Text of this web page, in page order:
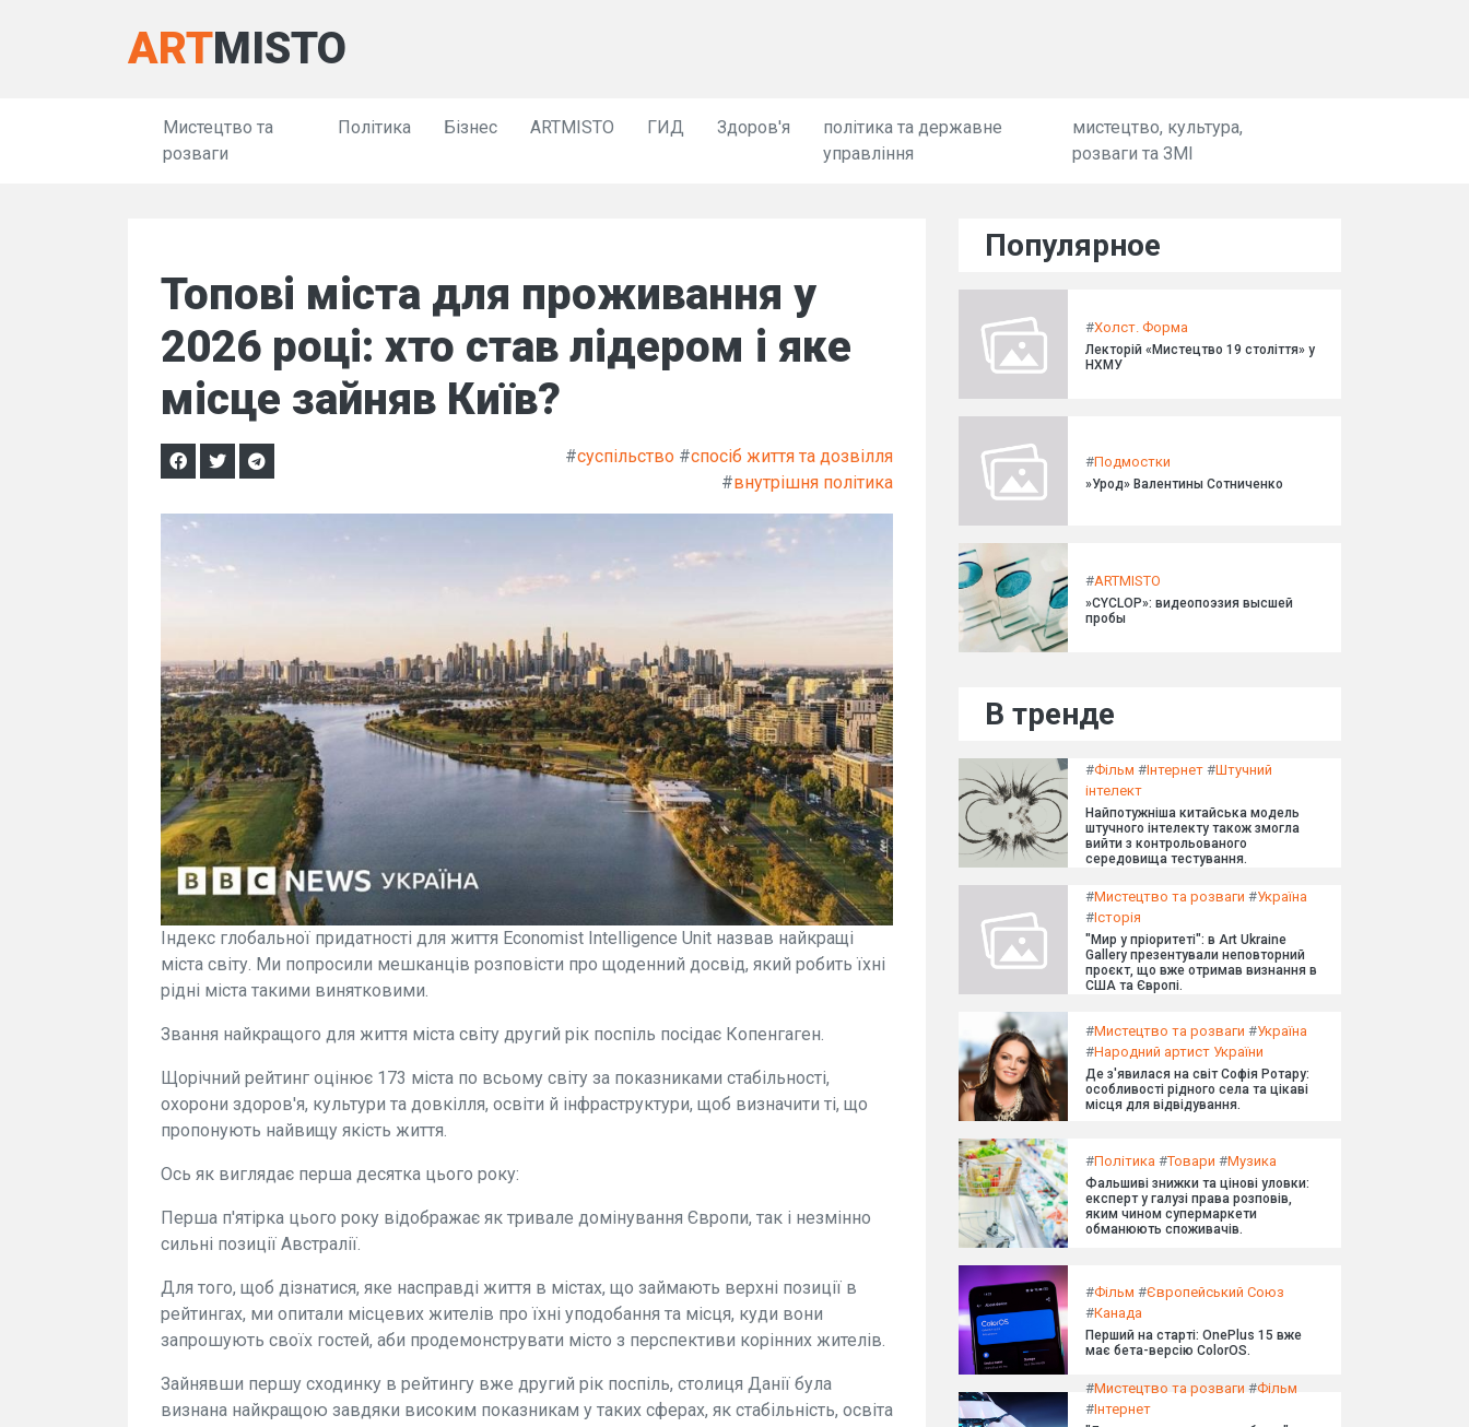
ARTMISTO
Мистецтво та
розваги
Політика Бізнес ARTMISTO ГИД Здоров'я
політика та державне
управління
мистецтво, культура,
розваги та ЗМІ
Топові міста для проживання у
2026 році: хто став лідером і яке
місце зайняв Київ?
#суспільство #спосіб життя та дозвілля
#внутрішня політика
Індекс глобальної придатності для життя Economist Intelligence Unit назвав найкращі
міста світу. Ми попросили мешканців розповісти про щоденний досвід, який робить їхні
рідні міста такими винятковими.
Звання найкращого для життя міста світу другий рік поспіль посідає Копенгаген.
Щорічний рейтинг оцінює 173 міста по всьому світу за показниками стабільності,
охорони здоров'я, культури та довкілля, освіти й інфраструктури, щоб визначити ті, що
пропонують найвищу якість життя.
Ось як виглядає перша десятка цього року:
Перша п'ятірка цього року відображає як тривале домінування Європи, так і незмінно
сильні позиції Австралії.
Для того, щоб дізнатися, яке насправді життя в містах, що займають верхні позиції в
рейтингах, ми опитали місцевих жителів про їхні уподобання та місця, куди вони
запрошують своїх гостей, аби продемонструвати місто з перспективи корінних жителів.
Зайнявши першу сходинку в рейтингу вже другий рік поспіль, столиця Данії була
визнана найкращою завдяки високим показникам у таких сферах, як стабільність, освіта
Популярное
#Холст. Форма
Лекторій «Мистецтво 19 століття» у
НХМУ
#Подмостки
»Урод» Валентины Сотниченко
#ARTMISTO
»CYCLOP»: видеопоэзия высшей
пробы
В тренде
#Фільм #Інтернет #Штучний
інтелект
Найпотужніша китайська модель
штучного інтелекту також змогла
вийти з контрольованого
середовища тестування.
#Мистецтво та розваги #Україна
#Історія
"Мир у пріоритеті": в Art Ukraine
Gallery презентували неповторний
проєкт, що вже отримав визнання в
США та Європі.
#Мистецтво та розваги #Україна
#Народний артист України
Де з'явилася на світ Софія Ротару:
особливості рідного села та цікаві
місця для відвідування.
#Політика #Товари #Музика
Фальшиві знижки та цінові уловки:
експерт у галузі права розповів,
яким чином супермаркети
обманюють споживачів.
#Фільм #Європейський Союз
#Канада
Перший на старті: OnePlus 15 вже
має бета-версію ColorOS.
#Мистецтво та розваги #Фільм
#Інтернет